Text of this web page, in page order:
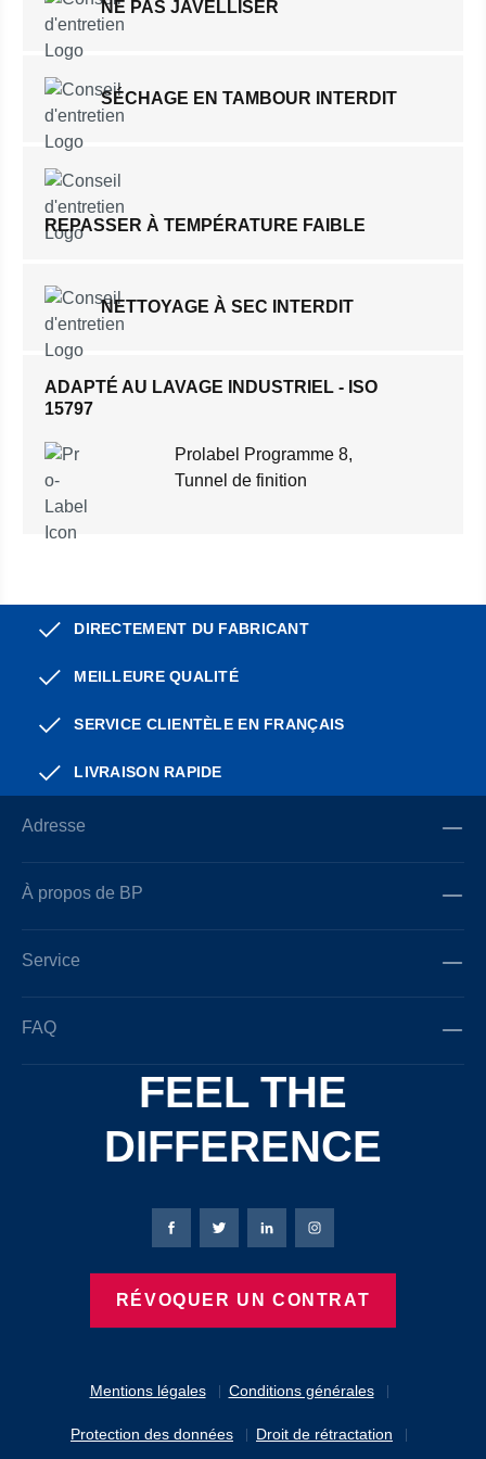
NE PAS JAVELLISER
SÉCHAGE EN TAMBOUR INTERDIT
REPASSER À TEMPÉRATURE FAIBLE
NETTOYAGE À SEC INTERDIT
ADAPTÉ AU LAVAGE INDUSTRIEL - ISO
15797
Prolabel Programme 8,
Tunnel de finition
DIRECTEMENT DU FABRICANT
MEILLEURE QUALITÉ
SERVICE CLIENTÈLE EN FRANÇAIS
LIVRAISON RAPIDE
Adresse
À propos de BP
Service
FAQ
FEEL THE
DIFFERENCE
Mentions légales Conditions générales
Protection des données Droit de rétractation
Page Facebook de Bierbaum-Proenen
Page X de Bierbaum-Proenen
Page LinkedIn de
Page Instagram de
RÉVOQUER UN CONTRAT